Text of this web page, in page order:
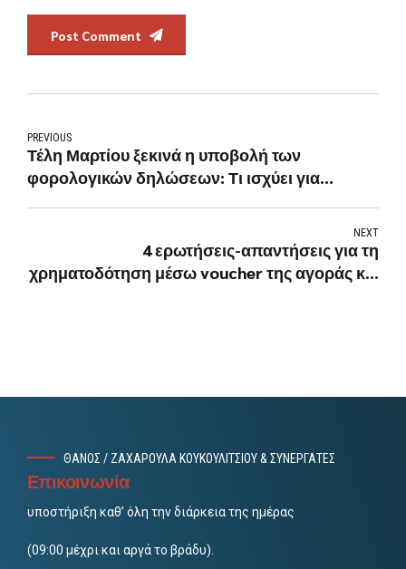
Post Comment
PREVIOUS
Τέλη Μαρτίου ξεκινά η υποβολή των
φορολογικών δηλώσεων: Τι ισχύει για
NEXT
4 ερωτήσεις-απαντήσεις για τη
χρηματοδότηση μέσω voucher της αγοράς και
ΘΑΝΟΣ / ΖΑΧΑΡΟΥΛΑ ΚΟΥΚΟΥΛΙΤΣΙΟΥ & ΣΥΝΕΡΓΑΤΕΣ
Επικοινωνία
υποστήριξη καθ’ όλη την διάρκεια της ημέρας
(09:00 μέχρι και αργά το βράδυ).